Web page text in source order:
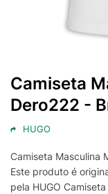
Camiseta
Dero222 -
HUGO
Camiseta Masculina
Este produto é
pela HUGO